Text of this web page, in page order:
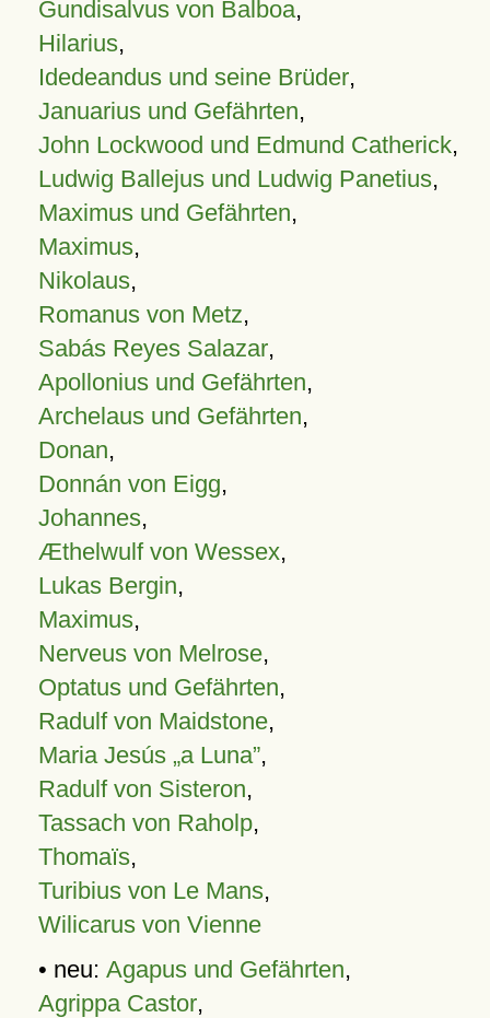
Gundisalvus von Balboa,
Hilarius,
Idedeandus und seine Brüder,
Januarius und Gefährten,
John Lockwood und Edmund Catherick,
Ludwig Ballejus und Ludwig Panetius,
Maximus und Gefährten,
Maximus,
Nikolaus,
Romanus von Metz,
Sabás Reyes Salazar,
Apollonius und Gefährten,
Archelaus und Gefährten,
Donan,
Donnán von Eigg,
Johannes,
Æthelwulf von Wessex,
Lukas Bergin,
Maximus,
Nerveus von Melrose,
Optatus und Gefährten,
Radulf von Maidstone,
Maria Jesús „a Luna”,
Radulf von Sisteron,
Tassach von Raholp,
Thomaïs,
Turibius von Le Mans,
Wilicarus von Vienne
• neu: Agapus und Gefährten,
Agrippa Castor,